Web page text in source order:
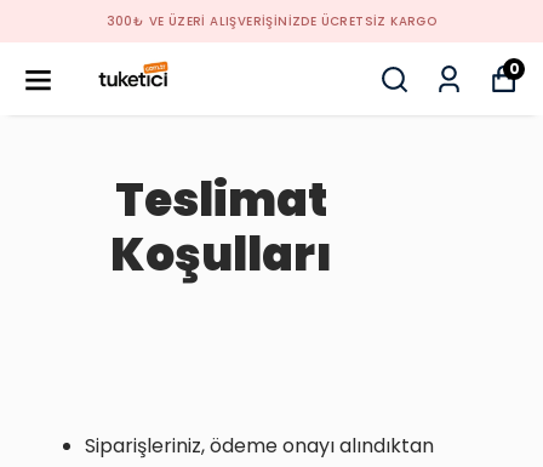
300₺ VE ÜZERİ ALIŞVERİŞİNİZDE ÜCRETSİZ KARGO
0
Teslimat
Koşulları
Siparişleriniz, ödeme onayı alındıktan